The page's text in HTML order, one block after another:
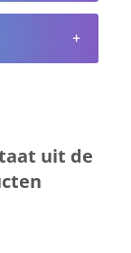
uit de